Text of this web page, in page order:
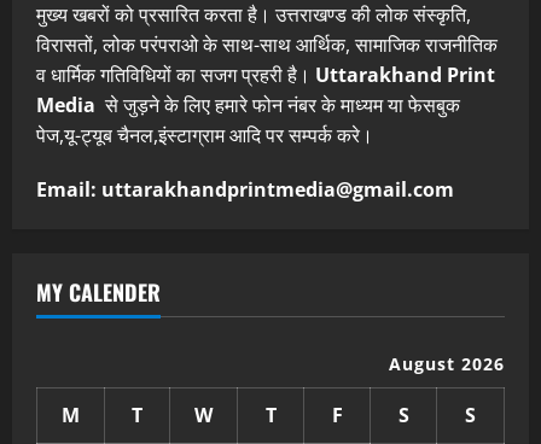
मुख्य खबरों को प्रसारित करता है। उत्तराखण्ड की लोक संस्कृति,
विरासतों, लोक परंपराओ के साथ-साथ आर्थिक, सामाजिक राजनीतिक
व धार्मिक गतिविधियों का सजग प्रहरी है। Uttarakhand Print
Media से जुड़ने के लिए हमारे फोन नंबर के माध्यम या फेसबुक
पेज,यू-ट्यूब चैनल,इंस्टाग्राम आदि पर सम्पर्क करे।
Email: uttarakhandprintmedia@gmail.com
MY CALENDER
August 2026
M T W T F S
S